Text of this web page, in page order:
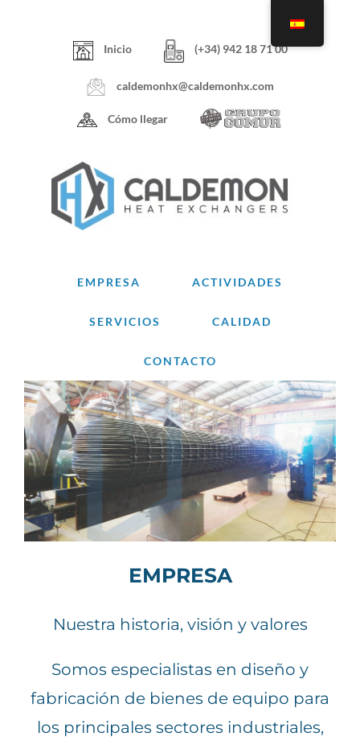
Inicio (+34) 942 18 71 00
caldemonhx@caldemonhx.com
Cómo llegar
EMPRESA ACTIVIDADES
SERVICIOS CALIDAD
CONTACTO
EMPRESA
Nuestra historia, visión y valores
Somos especialistas en diseño y
fabricación de bienes de equipo para
los principales sectores industriales,